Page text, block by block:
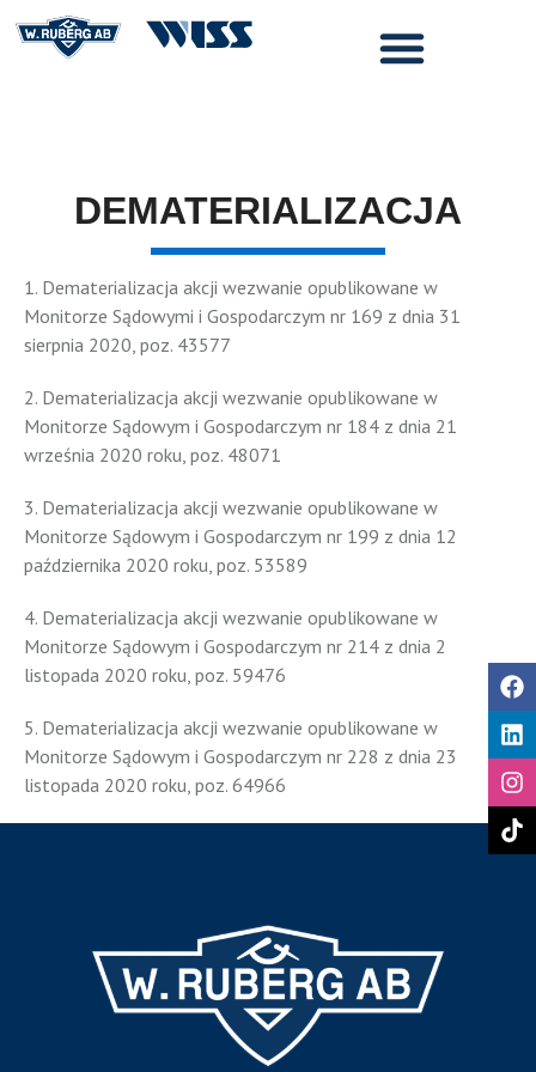
DEMATERIALIZACJA
1. Dematerializacja akcji wezwanie opublikowane w
Monitorze Sądowymi i Gospodarczym nr 169 z dnia 31
sierpnia 2020, poz. 43577
2. Dematerializacja akcji wezwanie opublikowane w
Monitorze Sądowym i Gospodarczym nr 184 z dnia 21
września 2020 roku, poz. 48071
3. Dematerializacja akcji wezwanie opublikowane w
Monitorze Sądowym i Gospodarczym nr 199 z dnia 12
października 2020 roku, poz. 53589
4. Dematerializacja akcji wezwanie opublikowane w
Monitorze Sądowym i Gospodarczym nr 214 z dnia 2
listopada 2020 roku, poz. 59476
5. Dematerializacja akcji wezwanie opublikowane w
Monitorze Sądowym i Gospodarczym nr 228 z dnia 23
listopada 2020 roku, poz. 64966